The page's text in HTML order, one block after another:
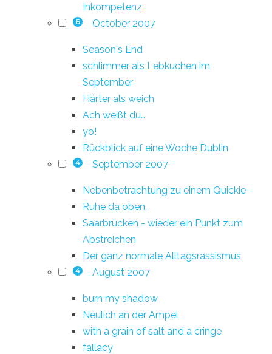
Inkompetenz
6 October 2007
Season's End
schlimmer als Lebkuchen im
September
Härter als weich
Ach weißt du…
yo!
Rückblick auf eine Woche Dublin
4 September 2007
Nebenbetrachtung zu einem Quickie
Ruhe da oben.
Saarbrücken - wieder ein Punkt zum
Abstreichen
Der ganz normale Alltagsrassismus
4 August 2007
burn my shadow
Neulich an der Ampel
with a grain of salt and a cringe
fallacy